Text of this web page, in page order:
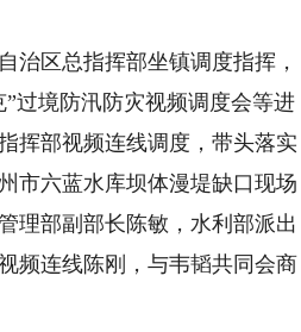
区总指挥部坐镇调度指挥，
过境防汛防灾视频调度会等进
挥部视频连线调度，带头落实
市六蓝水库坝体漫堤缺口现场
理部副部长陈敏，水利部派出
频连线陈刚，与韦韬共同会商